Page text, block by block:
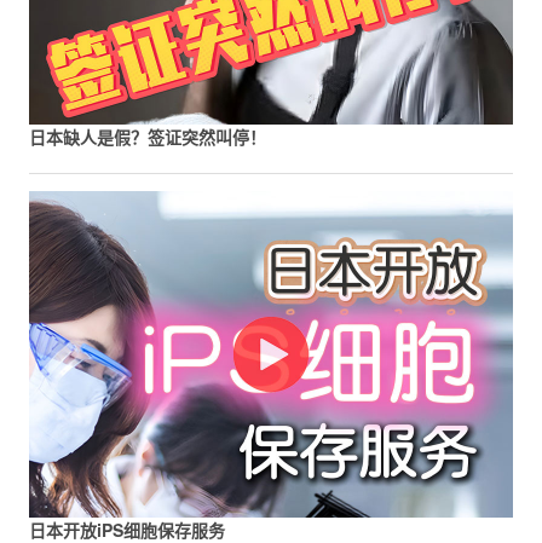
日本缺人是假？签证突然叫停！
日本开放iPS细胞保存服务